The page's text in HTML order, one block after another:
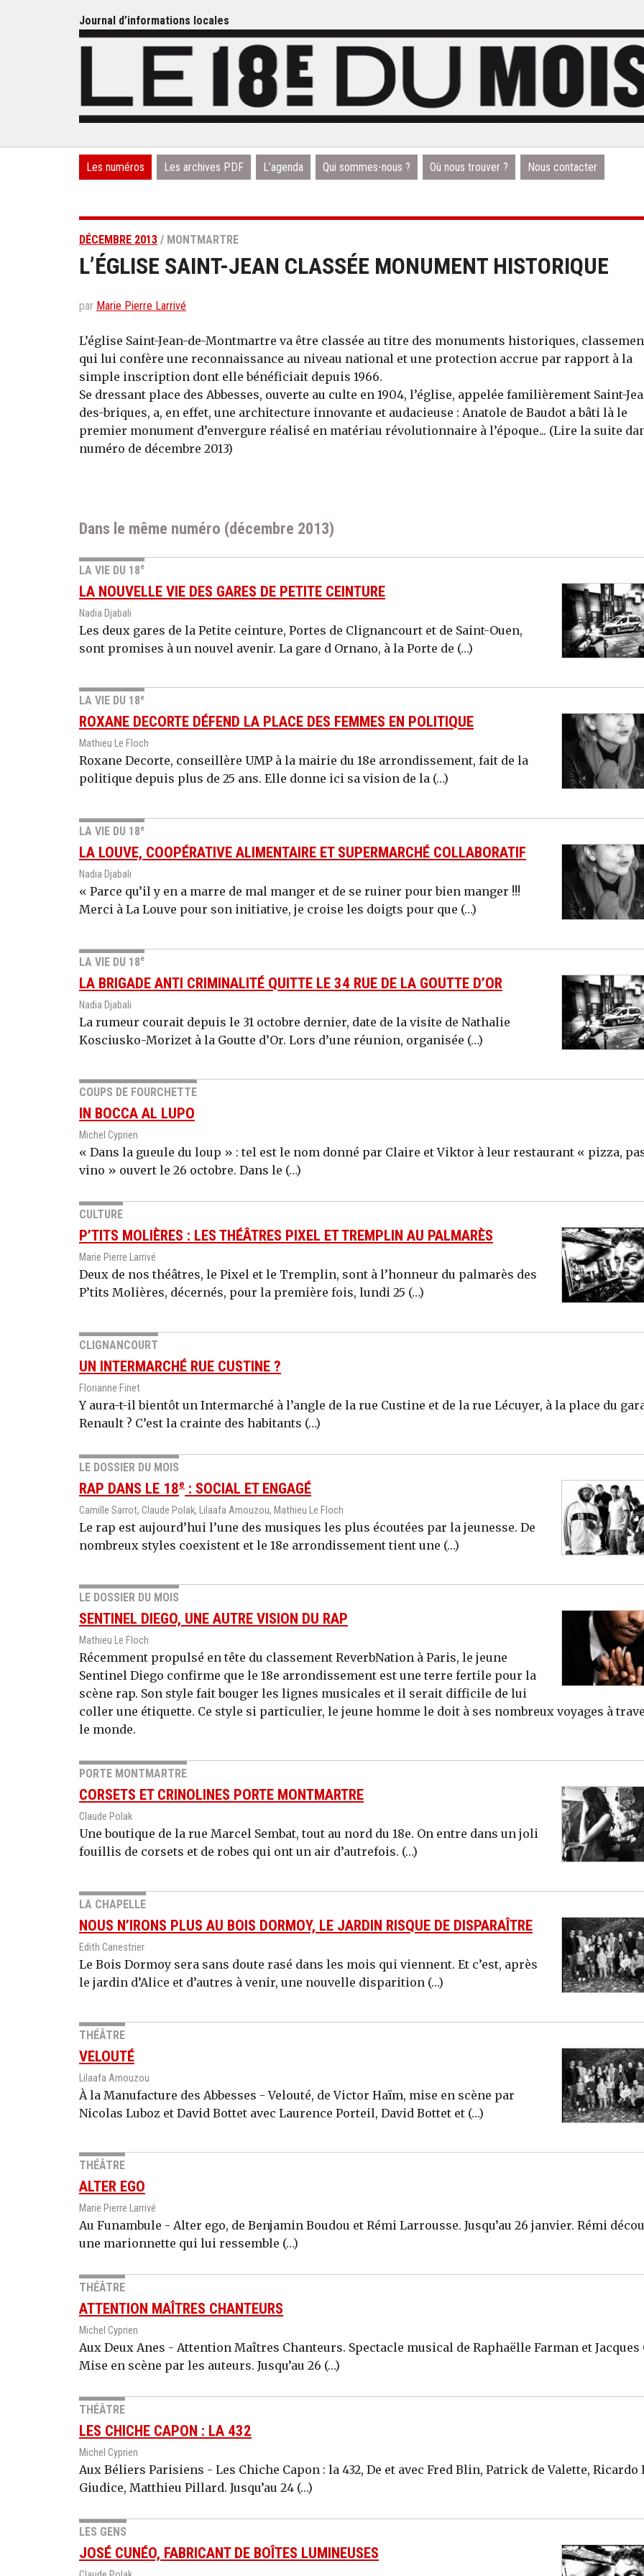
Journal d’informations locales
Les numéros Les archives PDF L’agenda Qui sommes-nous ? Où nous trouver ? Nous contacter
DÉCEMBRE 2013 / MONTMARTRE
L’ÉGLISE SAINT-JEAN CLASSÉE MONUMENT HISTORIQUE
par Marie Pierre Larrivé
L’église Saint-Jean-de-Montmartre va être classée au titre des monuments historiques,
qui lui confère une reconnaissance au niveau national et une protection accrue par rapport à la
simple inscription dont elle bénéficiait depuis 1966.
Se dressant place des Abbesses, ouverte au culte en 1904, l’église, appelée familièrement Saint-
des-briques, a, en effet, une architecture innovante et audacieuse : Anatole de Baudot a bâti là le
premier monument d’envergure réalisé en matériau révolutionnaire à l’époque... (Lire la suite
numéro de décembre 2013)
Dans le même numéro (décembre 2013)
LA VIE DU 18e
LA NOUVELLE VIE DES GARES DE PETITE CEINTURE
Nadia Djabali
Les deux gares de la Petite ceinture, Portes de Clignancourt et de Saint-Ouen,
sont promises à un nouvel avenir. La gare d Ornano, à la Porte de (…)
LA VIE DU 18e
ROXANE DECORTE DÉFEND LA PLACE DES FEMMES EN POLITIQUE
Mathieu Le Floch
Roxane Decorte, conseillère UMP à la mairie du 18e arrondissement, fait de la
politique depuis plus de 25 ans. Elle donne ici sa vision de la (…)
LA VIE DU 18e
LA LOUVE, COOPÉRATIVE ALIMENTAIRE ET SUPERMARCHÉ COLLABORATIF
Nadia Djabali
« Parce qu’il y en a marre de mal manger et de se ruiner pour bien manger !!!
Merci à La Louve pour son initiative, je croise les doigts pour que (…)
LA VIE DU 18e
LA BRIGADE ANTI CRIMINALITÉ QUITTE LE 34 RUE DE LA GOUTTE D’OR
Nadia Djabali
La rumeur courait depuis le 31 octobre dernier, date de la visite de Nathalie
Kosciusko-Morizet à la Goutte d’Or. Lors d’une réunion, organisée (…)
COUPS DE FOURCHETTE
IN BOCCA AL LUPO
Michel Cyprien
« Dans la gueule du loup » : tel est le nom donné par Claire et Viktor à leur restaurant « pizza,
vino » ouvert le 26 octobre. Dans le (…)
CULTURE
P’TITS MOLIÈRES : LES THÉÂTRES PIXEL ET TREMPLIN AU PALMARÈS
Marie Pierre Larrivé
Deux de nos théâtres, le Pixel et le Tremplin, sont à l’honneur du palmarès des
P’tits Molières, décernés, pour la première fois, lundi 25 (…)
CLIGNANCOURT
UN INTERMARCHÉ RUE CUSTINE ?
Florianne Finet
Y aura-t-il bientôt un Intermarché à l’angle de la rue Custine et de la rue Lécuyer, à la place du
Renault ? C’est la crainte des habitants (…)
LE DOSSIER DU MOIS
RAP DANS LE 18e : SOCIAL ET ENGAGÉ
Camille Sarrot, Claude Polak, Lilaafa Amouzou, Mathieu Le Floch
Le rap est aujourd’hui l’une des musiques les plus écoutées par la jeunesse. De
nombreux styles coexistent et le 18e arrondissement tient une (…)
LE DOSSIER DU MOIS
SENTINEL DIEGO, UNE AUTRE VISION DU RAP
Mathieu Le Floch
Récemment propulsé en tête du classement ReverbNation à Paris, le jeune
Sentinel Diego confirme que le 18e arrondissement est une terre fertile pour la
scène rap. Son style fait bouger les lignes musicales et il serait difficile de lui
coller une étiquette. Ce style si particulier, le jeune homme le doit à ses nombreux voyages à
le monde.
PORTE MONTMARTRE
CORSETS ET CRINOLINES PORTE MONTMARTRE
Claude Polak
Une boutique de la rue Marcel Sembat, tout au nord du 18e. On entre dans un joli
fouillis de corsets et de robes qui ont un air d’autrefois. (…)
LA CHAPELLE
NOUS N’IRONS PLUS AU BOIS DORMOY, LE JARDIN RISQUE DE DISPARAÎTRE
Edith Canestrier
Le Bois Dormoy sera sans doute rasé dans les mois qui viennent. Et c’est, après
le jardin d’Alice et d’autres à venir, une nouvelle disparition (…)
THÉÂTRE
VELOUTÉ
Lilaafa Amouzou
À la Manufacture des Abbesses - Velouté, de Victor Haïm, mise en scène par
Nicolas Luboz et David Bottet avec Laurence Porteil, David Bottet et (…)
THÉÂTRE
ALTER EGO
Marie Pierre Larrivé
Au Funambule - Alter ego, de Benjamin Boudou et Rémi Larrousse. Jusqu’au 26 janvier. Rémi
une marionnette qui lui ressemble (…)
THÉÂTRE
ATTENTION MAÎTRES CHANTEURS
Michel Cyprien
Aux Deux Anes - Attention Maîtres Chanteurs. Spectacle musical de Raphaëlle Farman et Jacques
Mise en scène par les auteurs. Jusqu’au 26 (…)
THÉÂTRE
LES CHICHE CAPON : LA 432
Michel Cyprien
Aux Béliers Parisiens - Les Chiche Capon : la 432, De et avec Fred Blin, Patrick de Valette, Ricardo
Giudice, Matthieu Pillard. Jusqu’au 24 (…)
LES GENS
JOSÉ CUNÉO, FABRICANT DE BOÎTES LUMINEUSES